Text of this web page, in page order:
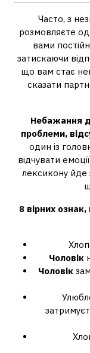
Часто, з
розмовляєте
вами
затискаючи
що вам стає
сказати
Небажання
проблеми,
один із
відчувати
лексикону йде
8 вірних
Чоловік
Чоловік